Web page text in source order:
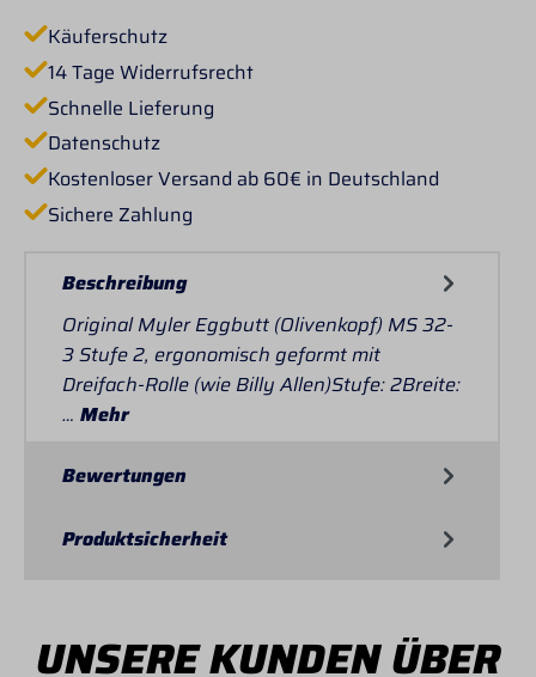
Käuferschutz
14 Tage Widerrufsrecht
Schnelle Lieferung
Datenschutz
Kostenloser Versand ab 60€ in Deutschland
Sichere Zahlung
Beschreibung
Original Myler Eggbutt (Olivenkopf) MS 32-
3 Stufe 2, ergonomisch geformt mit
Dreifach-Rolle (wie Billy Allen)Stufe: 2Breite:
… Mehr
Bewertungen
Produktsicherheit
UNSERE KUNDEN ÜBER